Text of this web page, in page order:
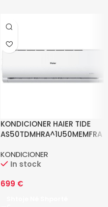
KONDICIONER HAIER TIDE
AS50TDMHRA^1U50MEMFRA
KONDICIONER
In stock
699 €